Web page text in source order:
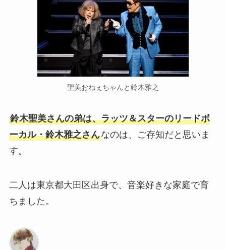
聖美おねぇちゃんと鈴木雅之
鈴木聖美さんの弟は、ラッツ＆スターのリードボ
ーカル・鈴木雅之さんなのは、ご存知だと思いま
す。
二人は東京都大田区出身で、音楽好きな家庭で育
ちました。